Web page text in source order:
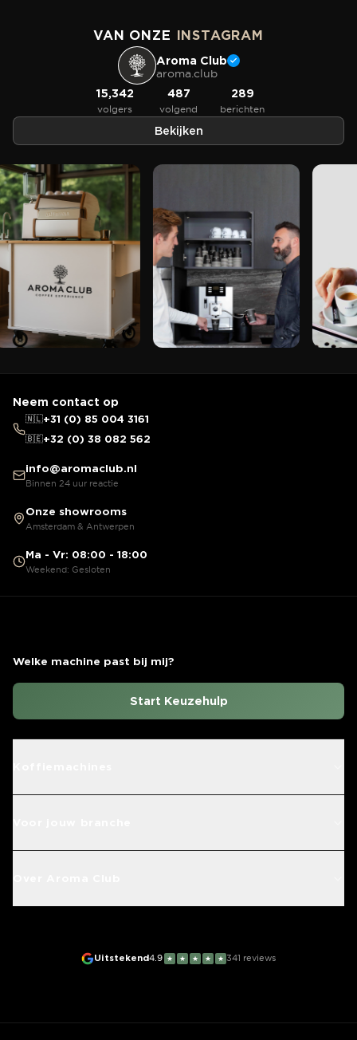
VAN ONZE INSTAGRAM
Aroma Club
aroma.club
15,342
volgers
487
volgend
289
berichten
Bekijken
Neem contact op
🇳🇱+31 (0) 85 004 3161
🇧🇪+32 (0) 38 082 562
info@aromaclub.nl
Binnen 24 uur reactie
Onze showrooms
Amsterdam & Antwerpen
Ma - Vr: 08:00 - 18:00
Weekend: Gesloten
Welke machine past bij mij?
Start Keuzehulp
Uitstekend4.9 ★ ★ ★ ★ ★ 341 reviews